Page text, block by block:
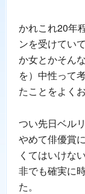
かれこれ20年
ンを受けてい
か女とかそん
を）中性って
たことをよく
つい先日ベル
やめて俳優賞
くてはいけな
非でも確実に
た。